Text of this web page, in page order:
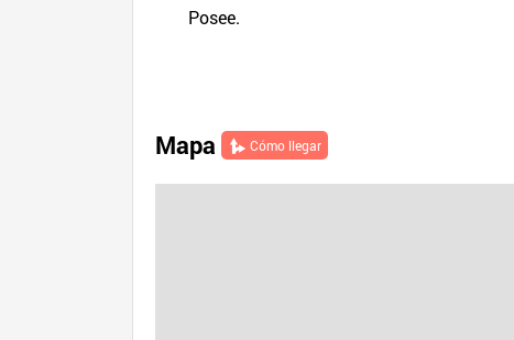
Posee.
Mapa Cómo llegar